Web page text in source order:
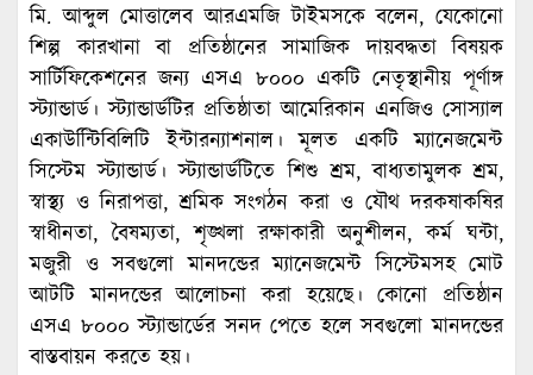
মি. আব্দুল মোত্তালেব আরএমজি টাইমসকে বলেন, যেকোনো
শিল্প কারখানা বা প্রতিষ্ঠানের সামাজিক দায়বদ্ধতা বিষয়ক
সার্টিফিকেশনের জন্য এসএ ৮০০০ একটি নেতৃস্থানীয় পূর্ণাঙ্গ
স্ট্যান্ডার্ড। স্ট্যান্ডার্ডটির প্রতিষ্ঠাতা আমেরিকান এনজিও সোস্যাল
একাউন্টিিবিলিটি ইন্টারন্যাশনাল। মূলত একটি ম্যানেজমেন্ট
সিস্টেম স্ট্যান্ডার্ড। স্ট্যান্ডার্ডটিতে শিশু শ্রম, বাধ্যতামুলক শ্রম,
স্বাস্থ্য ও নিরাপত্তা, শ্রমিক সংগঠন করা ও যৌথ দরকষাকষির
স্বাধীনতা, বৈষম্যতা, শৃঙ্খলা রক্ষাকারী অনুশীলন, কর্ম ঘন্টা,
মজুরী ও সবগুলো মানদন্ডের ম্যানেজমেন্ট সিস্টেমসহ মোট
আটটি মানদন্ডের আলোচনা করা হয়েছে। কোনো প্রতিষ্ঠান
এসএ ৮০০০ স্ট্যান্ডার্ডের সনদ পেতে হলে সবগুলো মানদন্ডের
বাস্তবায়ন করতে হয়।